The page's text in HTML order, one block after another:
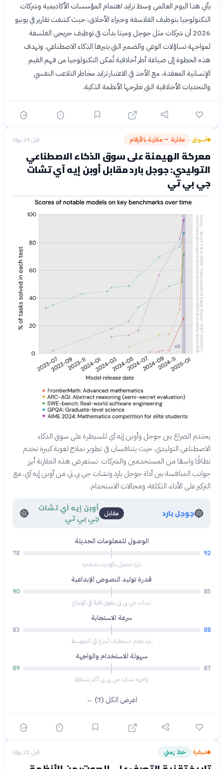
يأتي هذا اليوم العالمي وسط تزايد اهتمام المؤسسات الأكاديمية وشركات
التكنولوجيا بتوظيف الفلاسفة وخبراء الأخلاق، حيث كشفت تقارير في يونيو
2026 أن شركات مثل جوجل وميتا بدأت في توظيف خريجي الفلسفة
لمواجهة تساؤلات الوعي والضمير التي يثيرها الذكاء الاصطناعي. وتهدف
هذه الخطوة إلى صياغة أطر أخلاقية تُمكن التكنولوجيا من فهم القيم
الإنسانية المعقدة، مع الأخذ في الاعتبار تزايد مخاطر التلاعب النفسي
والتحديات الأخلاقية التي تطرحها الأنظمة الذكية.
أسواق› مقارنة — مقارنة بالأرقام قبل 24 يومًا
معركة الهيمنة على سوق الذكاء الاصطناعي
التوليدي: جوجل بارد مقابل أوبن إيه آي تشات
جي بي تي
يحتدم الصراع بين جوجل وأوبن إيه آي للسيطرة على سوق الذكاء
الاصطناعي التوليدي، حيث يتنافسان في تطوير نماذج لغوية كبيرة تخدم
نطاقًا واسعًا من المستخدمين والشركات. تستعرض هذه المقارنة أبرز
جوانب المنافسة بين أداة جوجل بارد وتشات جي بي تي من أوبن إيه آي، مع
التركيز على الأداء، التكلفة، ومجالات الاستخدام.
🔵جوجل بارد مقابل أوبن إيه آي تشات
جي بي تي
🔴
الوصول للمعلومات الحديثة
92
78
بارد متصل بالإنترنت مباشرة
قدرة توليد النصوص الإبداعية
85
90
تشات جي بي تي يتفوق قليلاً في الإبداع
سرعة الاستجابة
88
83
بارد يقدم استجابات أسرع في المتوسط
سهولة الاستخدام والواجهة
87
89
واجهة تشات جي بي تي أكثر بساطة
اعرض الكل (7) ←
شيفرة› خط زمني قبل 25 يومًا